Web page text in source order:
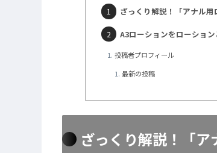
ざっくり解説！「アナル
A3ローションをローショ
投稿者プロフィール
最新の投稿
ざっくり解説！「